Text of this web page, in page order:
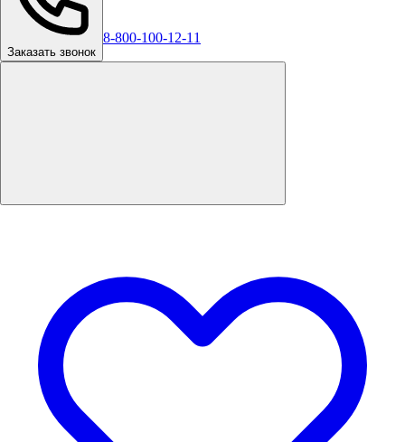
Заказать звонок
8-800-100-12-11